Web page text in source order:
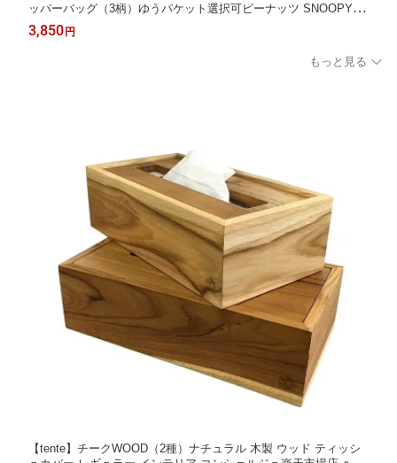
ッパーバッグ（3柄）ゆうパケット選択可ピーナッツ SNOOPY ス
ヌーピー ショルダー コンシェルジュ楽天市場店 ヘミングス公式
ショップ ギフト
3,850円
もっと見る
【tente】チークWOOD（2種）ナチュラル 木製 ウッド ティッシ